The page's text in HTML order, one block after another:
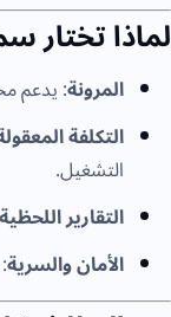
لماذا تختار
المرونة: يدعم
التكلفة
التشغيل.
التقاريراللحظية
الأمانوالسرية